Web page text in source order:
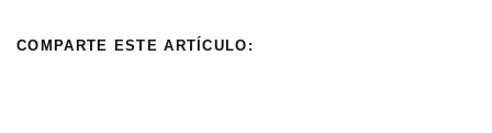
COMPARTE ESTE ARTÍCULO: